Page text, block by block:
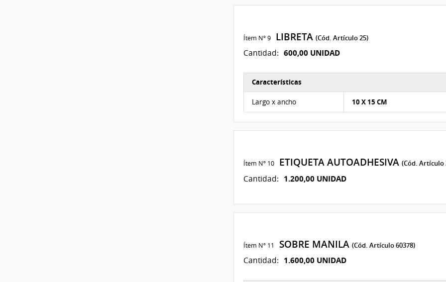
Ítem Nº 9LIBRETA (Cód. Artículo 25)
Cantidad: 600,00 UNIDAD
Características
Largo x ancho 10 X 15 CM
Ítem Nº 10ETIQUETA AUTOADHESIVA (Cód. Artículo
Cantidad: 1.200,00 UNIDAD
Ítem Nº 11 SOBRE MANILA (Cód. Artículo 60378)
Cantidad: 1.600,00 UNIDAD